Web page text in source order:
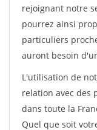
rejoignant notre
pourrez ainsi
particuliers
auront besoin
L'utilisation de
relation avec des
dans toute la
Quel que soit